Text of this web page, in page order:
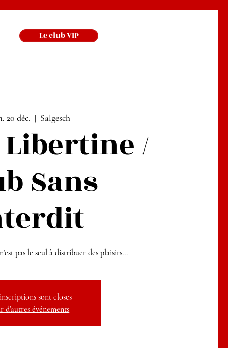
Le club VIP
20 déc.
  |
Salgesch
/
Sans
pas le seul à distribuer des plaisirs...
sont closes
d'autres événements